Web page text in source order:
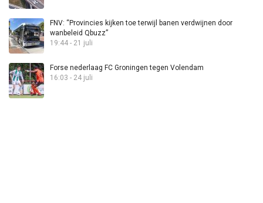
FNV: “Provincies kijken toe terwijl banen verdwijnen door
wanbeleid Qbuzz”
19:44 - 21 juli
Forse nederlaag FC Groningen tegen Volendam
16:03 - 24 juli